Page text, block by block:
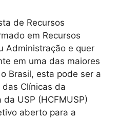
de Recursos
em Recursos
Administração e quer
em uma das maiores
Brasil, esta pode ser a
Clínicas da
USP (HCFMUSP)
aberto para a